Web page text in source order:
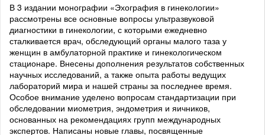
В 3 издании монографии «Эхография в гинекологии»
рассмотрены все основные вопросы ультразвуковой
диагностики в гинекологии, с которыми ежедневно
сталкивается врач, обследующий органы малого таза у
женщин в амбулаторной практике и гинекологическом
стационаре. Внесены дополнения результатов собственных
научных исследований, а также опыта работы ведущих
лабораторий мира и нашей страны за последнее время.
Особое внимание уделено вопросам стандартизации при
обследовании миометрия, эндометрия и яичников,
основанных на рекомендациях групп международных
экспертов. Написаны новые главы, посвященные